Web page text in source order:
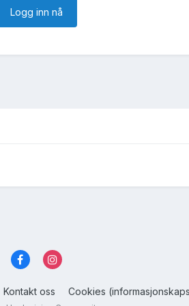
Logg inn nå
Kontakt oss Cookies